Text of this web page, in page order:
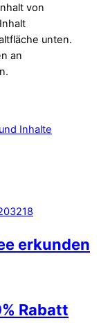
von
unten.
an
Inhalte
erkunden
Rabatt